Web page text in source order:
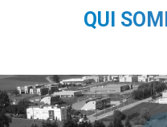
QUI